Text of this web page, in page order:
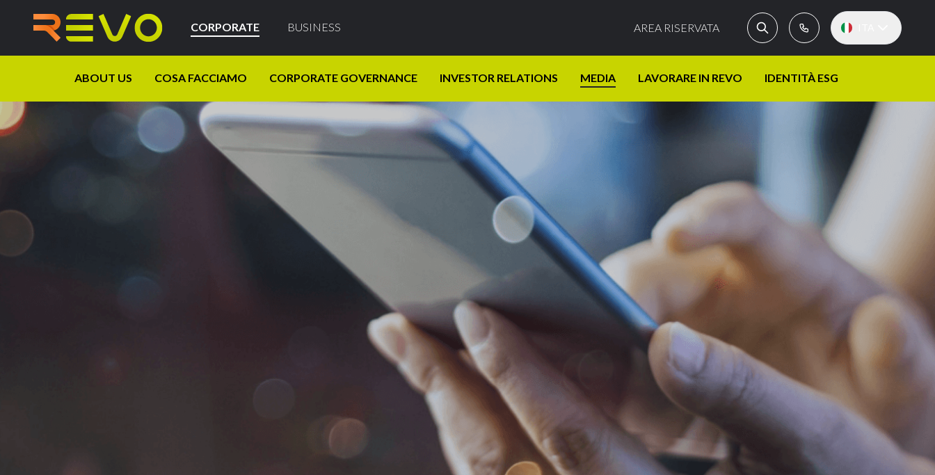
CORPORATE BUSINESS AREA RISERVATA
ABOUT US COSA FACCIAMO CORPORATE GOVERNANCE INVESTOR RELATIONS MEDIA LAVORARE IN REVO IDENTITÀ ESG